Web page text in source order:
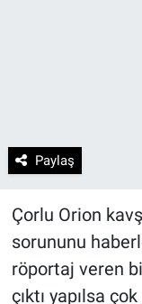
Paylaş
Çorlu Orion
sorununu
röportaj veren
çıktı yapılsa